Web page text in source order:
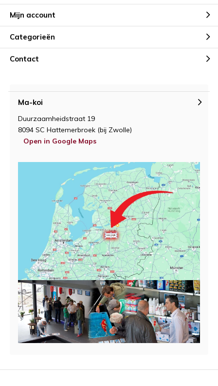
Mijn account
Categorieën
Contact
Ma-koi
Duurzaamheidstraat 19
8094 SC Hattemerbroek (bij Zwolle)
Open in Google Maps